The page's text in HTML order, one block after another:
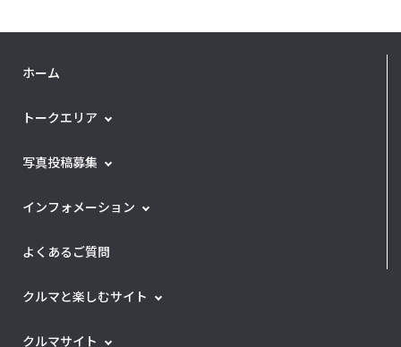
ホーム
トークエリア
写真投稿募集
インフォメーション
よくあるご質問
クルマと楽しむサイト
クルマサイト